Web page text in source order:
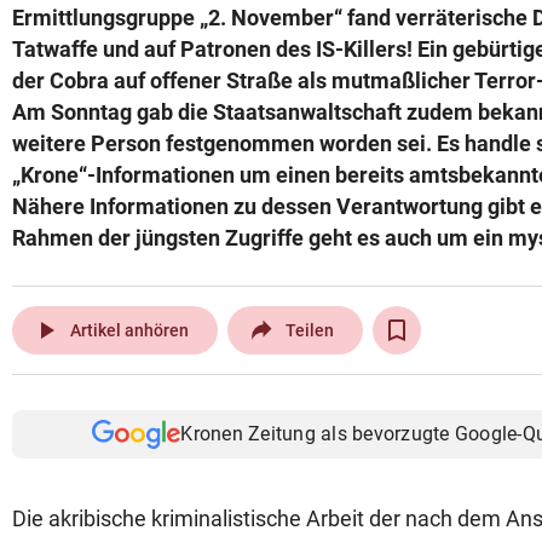
Ermittlungsgruppe „2. November“ fand verräterische
Tatwaffe und auf Patronen des IS-Killers! Ein
der Cobra auf offener Straße als mutmaßlicher
Am Sonntag gab die Staatsanwaltschaft zudem
weitere Person festgenommen worden sei. Es handle
„Krone“-Informationen um einen bereits
Nähere Informationen zu dessen Verantwortung gibt
Rahmen der jüngsten Zugriffe geht es auch um ein
play_arrow Artikel anhören Teilen
Kronen Zeitung als bevorzugte Google-
Die akribische kriminalistische Arbeit der nach dem